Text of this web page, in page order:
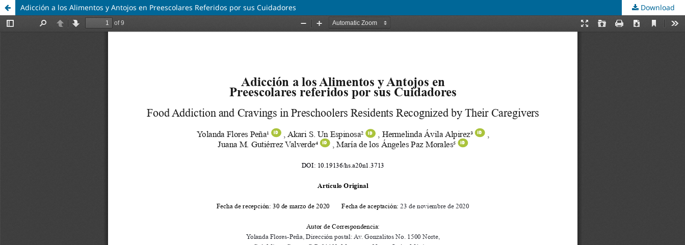
Adicción a los Alimentos y Antojos en Preescolares Referidos por sus Cuidadores Download